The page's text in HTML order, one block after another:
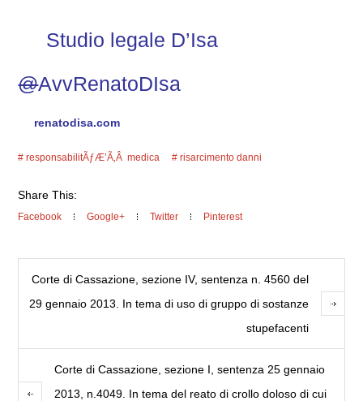
Studio legale D’Isa
@AvvRenatoDIsa
renatodisa.com
responsabilitÃƒÆ’Ã‚Â medica risarcimento danni
Share This:
Facebook Google+ Twitter Pinterest
Corte di Cassazione, sezione IV, sentenza n. 4560 del
29 gennaio 2013. In tema di uso di gruppo di sostanze
stupefacenti
Corte di Cassazione, sezione I, sentenza 25 gennaio
2013, n.4049. In tema del reato di crollo doloso di cui